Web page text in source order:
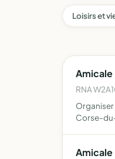
Loisirs et
Amicale
RNA
Corse-
Amicale